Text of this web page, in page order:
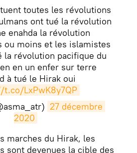
toutes les révolutions
ont tué la révolution
enahda la révolution
ou moins et les islamistes
la révolution pacifique du
en un enfer sur terre
à tué le Hirak oui
LxPwK8y7QP
27 décembre
2020
marches du Hirak, les
sont devenues la cible des